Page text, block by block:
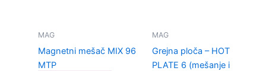
MAG
Magnetni mešač MIX 96
MTP
MAG
Grejna ploča – HOT
PLATE 6 (mešanje i